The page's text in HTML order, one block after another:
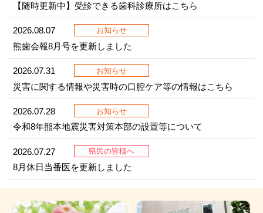
【随時更新中】受診できる歯科診療所はこちら
2026.08.07 お知らせ
熊歯会報8月号を更新しました
2026.07.31 お知らせ
災害に関する情報や災害時の口腔ケア等の情報はこちら
2026.07.28 お知らせ
令和8年熊本地震災害対策本部の設置等について
2026.07.27 県民の皆様へ
8月休日当番医を更新しました